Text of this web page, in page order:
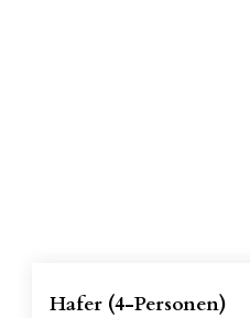
Hafer (4-Personen)